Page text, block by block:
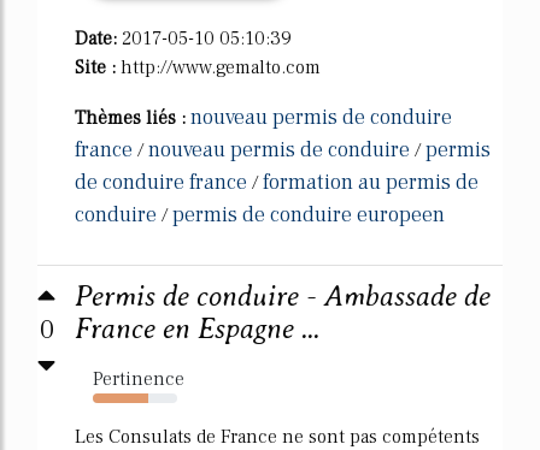
Date: 2017-05-10 05:10:39
Site : http://www.gemalto.com
Thèmes liés : nouveau permis de conduire
france /nouveau permis de conduire /permis
de conduire france /formation au permis de
conduire /permis de conduire europeen
0
Permis de conduire - Ambassade de
France en Espagne ...
Pertinence
65%
Les Consulats de France ne sont pas compétents